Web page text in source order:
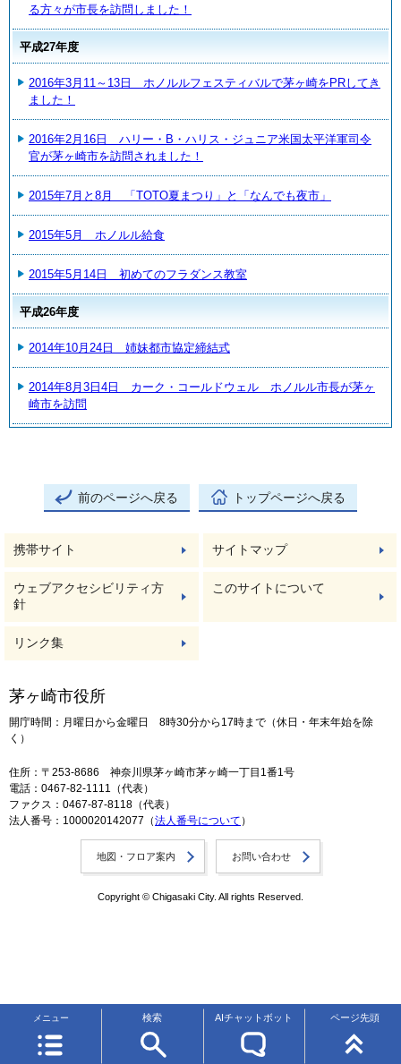
る方々が市長を訪問しました！
平成27年度
2016年3月11～13日 ホノルルフェスティバルで茅ヶ崎をPRしてき
ました！
2016年2月16日 ハリー・B・ハリス・ジュニア米国太平洋軍司令
官が茅ヶ崎市を訪問されました！
2015年7月と8月 「TOTO夏まつり」と「なんでも夜市」
2015年5月 ホノルル給食
2015年5月14日 初めてのフラダンス教室
平成26年度
2014年10月24日 姉妹都市協定締結式
2014年8月3日4日 カーク・コールドウェル ホノルル市長が茅ヶ
崎市を訪問
前のページへ戻る トップページへ戻る
メニュー 検索 AIチャットボット ページ先頭
携帯サイト サイトマップ
ウェブアクセシビリティ方
針
このサイトについて
リンク集
茅ヶ崎市役所
開庁時間：月曜日から金曜日 8時30分から17時まで（休日・年末年始を除
く）
住所：〒253-8686 神奈川県茅ヶ崎市茅ヶ崎一丁目1番1号
電話：0467-82-1111（代表）
ファクス：0467-87-8118（代表）
法人番号：1000020142077（法人番号について ）
地図・フロア案内 お問い合わせ
Copyright © Chigasaki City. All rights Reserved.